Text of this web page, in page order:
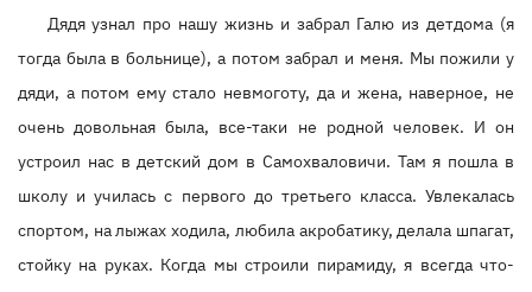
Дядя узнал про нашу жизнь и забрал Галю из детдома (я
тогда была в больнице), а потом забрал и меня. Мы пожили у
дяди, а потом ему стало невмоготу, да и жена, наверное, не
очень довольная была, все-таки не родной человек. И он
устроил нас в детский дом в Самохваловичи. Там я пошла в
школу и училась с первого до третьего класса. Увлекалась
спортом, на лыжах ходила, любила акробатику, делала шпагат,
стойку на руках. Когда мы строили пирамиду, я всегда что-